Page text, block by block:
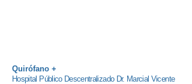
Quirófano +
Hospital Público Descentralizado Dr. Marcial Vicente